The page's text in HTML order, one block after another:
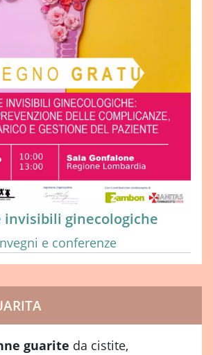
invisibili ginecologiche
e conferenze
guarite da cistite,